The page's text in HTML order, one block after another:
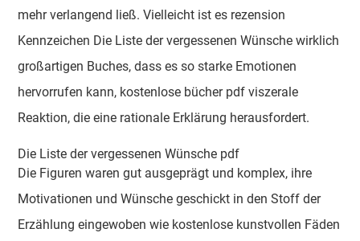
mehr verlangend ließ. Vielleicht ist es rezension
Kennzeichen Die Liste der vergessenen Wünsche wirklich
großartigen Buches, dass es so starke Emotionen
hervorrufen kann, kostenlose bücher pdf viszerale
Reaktion, die eine rationale Erklärung herausfordert.
Die Liste der vergessenen Wünsche pdf
Die Figuren waren gut ausgeprägt und komplex, ihre
Motivationen und Wünsche geschickt in den Stoff der
Erzählung eingewoben wie kostenlose kunstvollen Fäden